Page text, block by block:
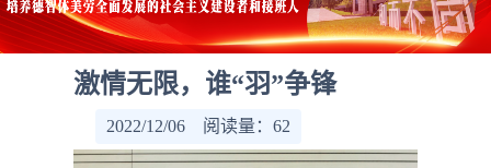
激情无限，谁“羽”争锋
2022/12/06 阅读量：62